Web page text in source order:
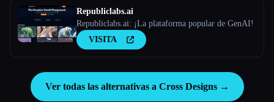
Republiclabs.ai
Republiclabs.ai: ¡La plataforma popular de GenAI!
VISITA
Ver todas las alternativas a Cross Designs →